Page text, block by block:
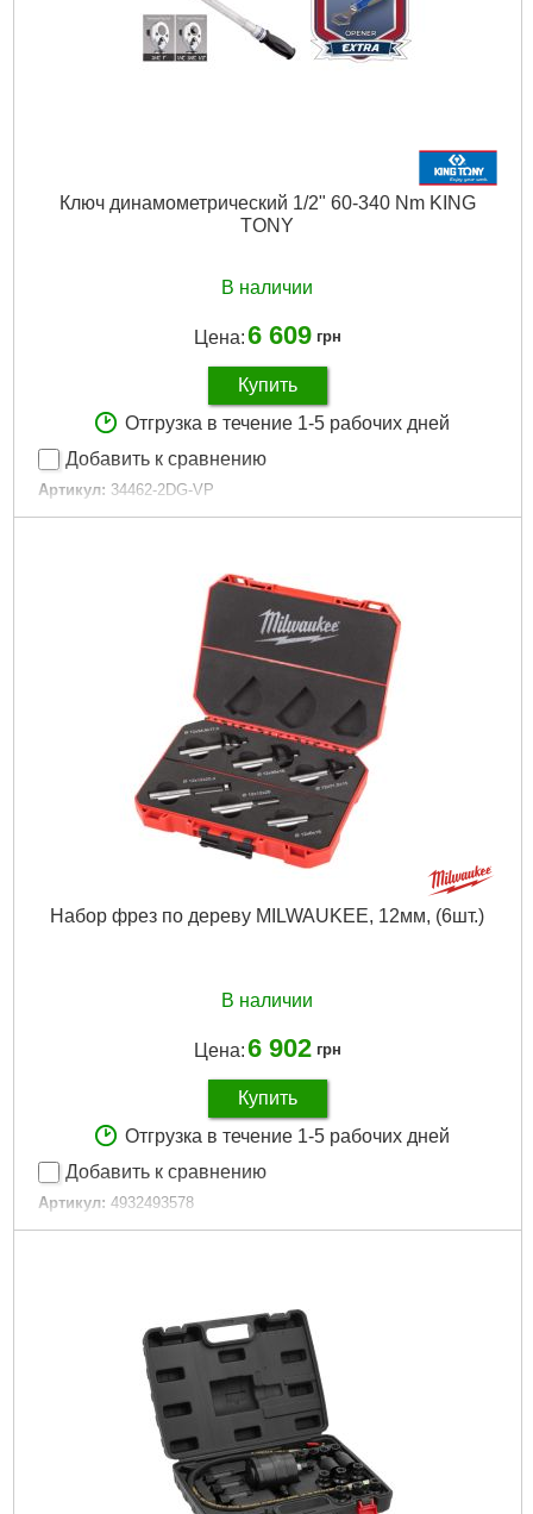
Ключ динамометрический 1/2" 60-340 Nm KING
TONY
В наличии
Цена:6 609 грн
Купить
Отгрузка в течение 1-5 рабочих дней
Добавить к сравнению
Артикул: 34462-2DG-VP
Код товара: 31.19.64
Набор фрез по дереву MILWAUKEE, 12мм, (6шт.)
В наличии
Цена:6 902 грн
Купить
Отгрузка в течение 1-5 рабочих дней
Добавить к сравнению
Артикул: 4932493578
Код товара: 31.02.89